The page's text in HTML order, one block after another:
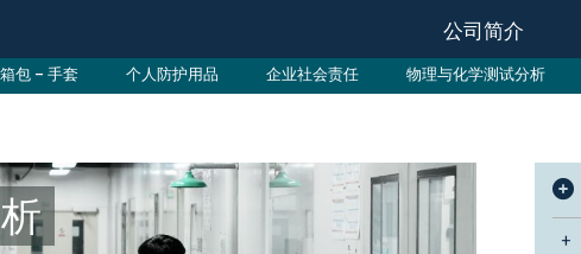
公司简介
包 – 手套 个人防护用品 企业社会责任 物理与化学测试分析